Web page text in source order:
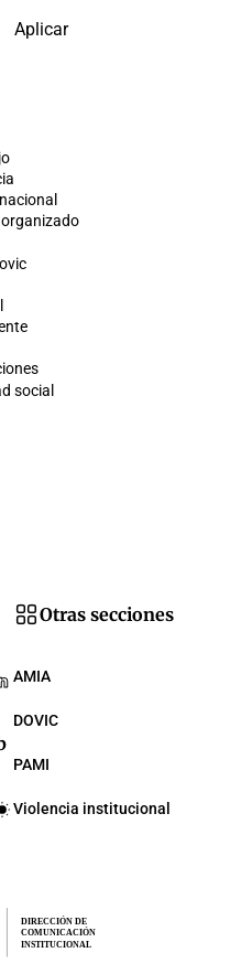
Aplicar
social
Otras secciones
AMIA
DOVIC
PAMI
Violencia institucional
DIRECCIÓN DE
COMUNICACIÓN
INSTITUCIONAL